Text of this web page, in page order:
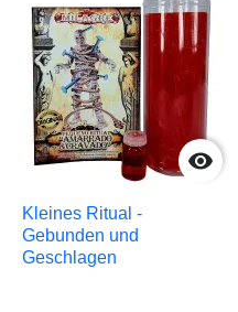

Kleines Ritual -
Gebunden und
Geschlagen